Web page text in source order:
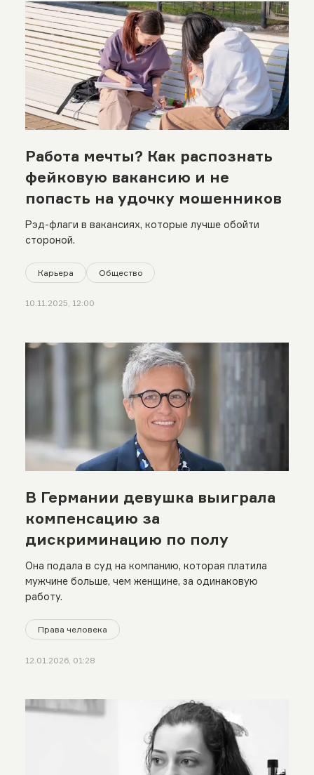
Работа мечты? Как распознать
фейковую вакансию и не
попасть на удочку мошенников
Рэд-флаги в вакансиях, которые лучше обойти
стороной.
Карьера Общество
10.11.2025, 12:00
В Германии девушка выиграла
компенсацию за
дискриминацию по полу
Она подала в суд на компанию, которая платила
мужчине больше, чем женщине, за одинаковую
работу.
Права человека
12.01.2026, 01:28